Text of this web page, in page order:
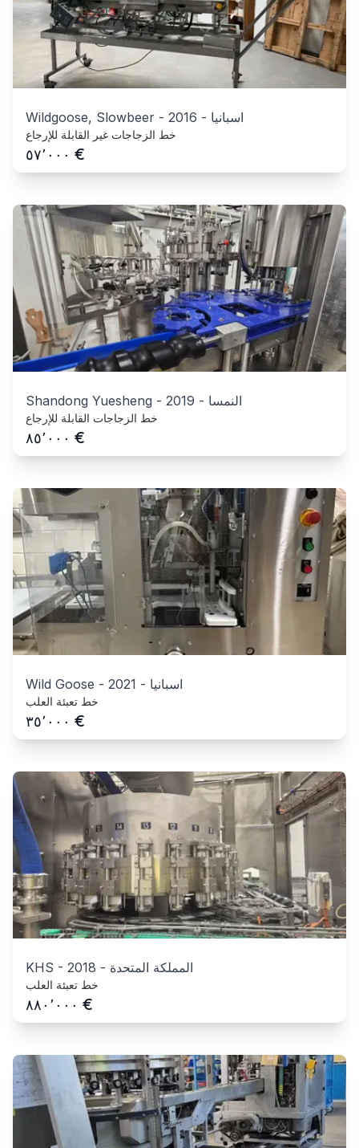
Wildgoose, Slowbeer - 2016 - اسبانيا
خط الزجاجات غير القابلة للإرجاع
٥٧٬٠٠٠ €
Shandong Yuesheng - 2019 - النمسا
خط الزجاجات القابلة للإرجاع
٨٥٬٠٠٠ €
Wild Goose - 2021 - اسبانيا
خط تعبئة العلب
٣٥٬٠٠٠ €
KHS - 2018 - المملكة المتحدة
خط تعبئة العلب
٨٨٠٬٠٠٠ €